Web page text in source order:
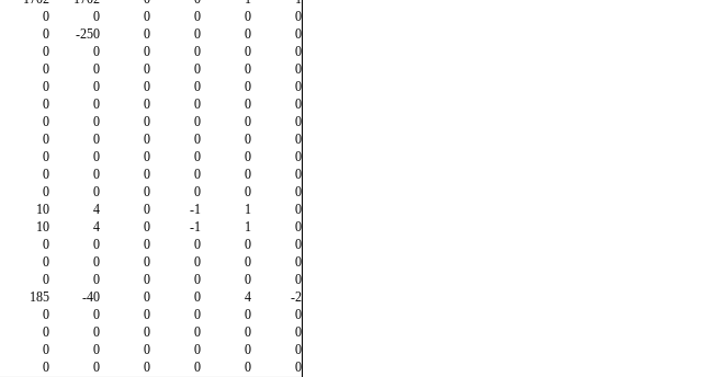
0 0 0 0 0
0
0 -250 0 0 0
0
0 0 0 0 0
0
0 0 0 0 0
0
0 0 0 0 0
0
0 0 0 0 0
0
0 0 0 0 0
0
0 0 0 0 0
0
0 0 0 0 0
0
0 0 0 0 0
0
0 0 0 0 0
0
10 4 0 -1 1
0
10 4 0 -1 1
0
0 0 0 0 0
0
0 0 0 0 0
0
0 0 0 0 0
0
185 -40 0 0 4
-2
0 0 0 0 0
0
0 0 0 0 0
0
0 0 0 0 0
0
0 0 0 0 0
0